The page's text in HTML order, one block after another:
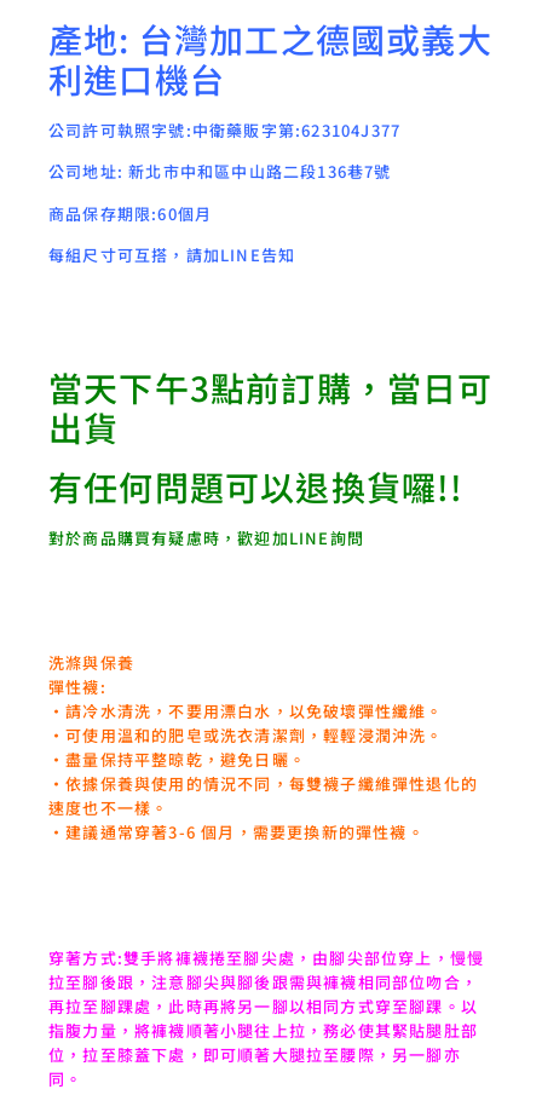
產地: 台灣加工之德國或義大
利進口機台
公司許可執照字號:中衛藥販字第:623104J377
公司地址: 新北市中和區中山路二段136巷7號
商品保存期限:60個月
每組尺寸可互搭，請加LINE告知
當天下午3點前訂購，當日可
出貨
有任何問題可以退換貨囉!!
對於商品購買有疑慮時，歡迎加LINE詢問
洗滌與保養
彈性襪:
‧請冷水清洗，不要用漂白水，以免破壞彈性纖維。
‧可使用溫和的肥皂或洗衣清潔劑，輕輕浸潤沖洗。
‧盡量保持平整晾乾，避免日曬。
‧依據保養與使用的情況不同，每雙襪子纖維彈性退化的
速度也不一樣。
‧建議通常穿著3-6 個月，需要更換新的彈性襪。
穿著方式:雙手將褲襪捲至腳尖處，由腳尖部位穿上，慢慢
拉至腳後跟，注意腳尖與腳後跟需與褲襪相同部位吻合，
再拉至腳踝處，此時再將另一腳以相同方式穿至腳踝。以
指腹力量，將褲襪順著小腿往上拉，務必使其緊貼腿肚部
位，拉至膝蓋下處，即可順著大腿拉至腰際，另一腳亦
同。